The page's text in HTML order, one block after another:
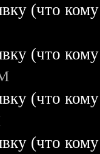
(что
(что
(что
(что